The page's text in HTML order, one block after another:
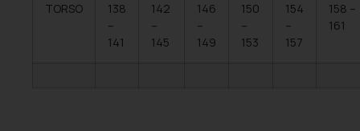
TORSO
138
–
141
142
–
145
146
–
149
150
–
153
154
–
157
158 –
161